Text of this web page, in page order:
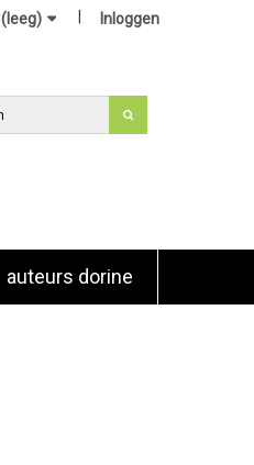
Inloggen
(leeg)
auteurs dorine